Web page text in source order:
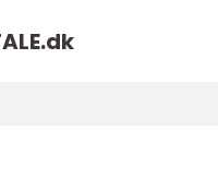
dk